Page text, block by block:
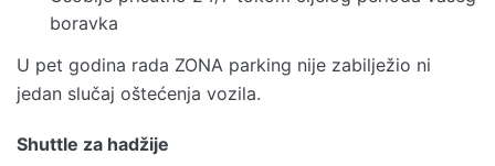
boravka
U pet godina rada ZONA parking nije zabilježio ni
jedan slučaj oštećenja vozila.
Shuttle za hadžije